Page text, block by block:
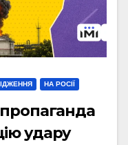
НА РОСІЇ
удару